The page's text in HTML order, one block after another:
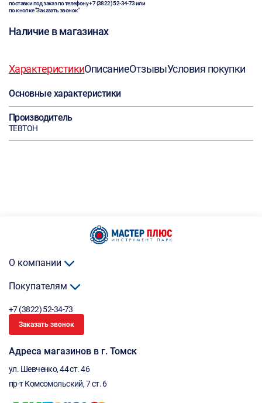
поставки под заказ по телефону+7 (3822) 52-34-73или
по кнопке "Заказать звонок"
Наличие в магазинах
ХарактеристикиОписаниеОтзывыУсловия покупки
Основные характеристики
Производитель
ТЕВТОН
О компании
Покупателям
+7 (3822) 52-34-73
Заказать звонок
Адреса магазинов в г. Томск
ул. Шевченко, 44 ст. 46
пр-т Комсомольский, 7 ст. 6